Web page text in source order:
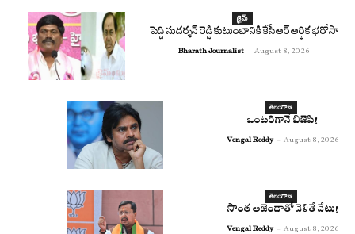
క్రైమ్
పెద్ది సుదర్శన్ రెడ్డి కుటుంబానికి కేసీఆర్ ఆర్థిక భరోసా
Bharath Journalist - August 8, 2026
తెలంగాణ
ఒంటరిగానే బిజెపి!
Vengal Reddy - August 8, 2026
తెలంగాణ
సొంత అజెండాతో వెళితే వేటు!
Vengal Reddy - August 8, 2026